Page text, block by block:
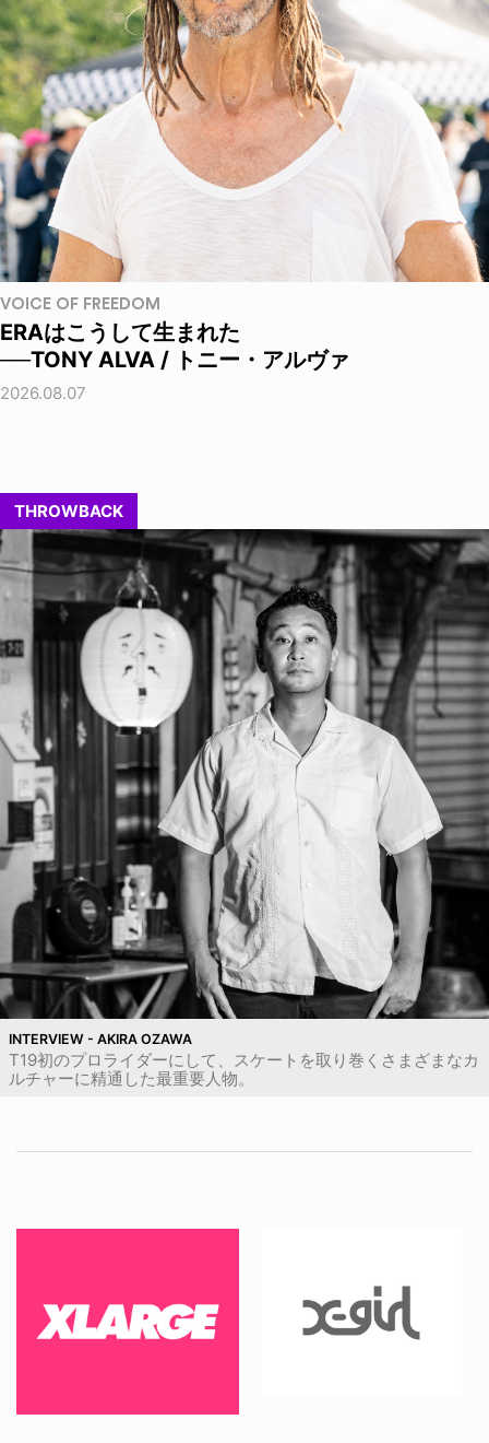
VOICE OF FREEDOM
ERAはこうして生まれた
──TONY ALVA / トニー・アルヴァ
2026.08.07
THROWBACK
INTERVIEW - AKIRA OZAWA
T19初のプロライダーにして、スケートを取り巻くさまざまなカ
ルチャーに精通した最重要人物。